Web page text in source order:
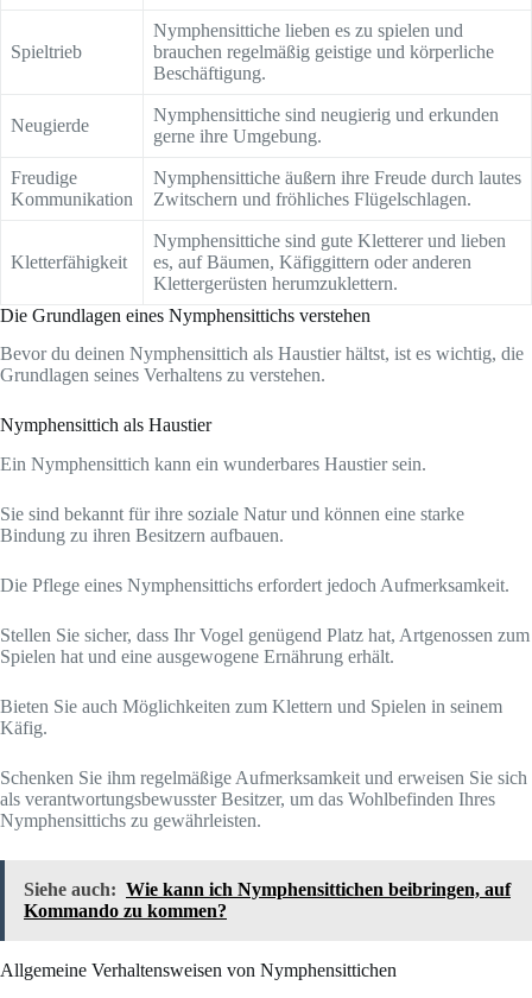
Spieltrieb
Nymphensittiche lieben es zu spielen und
brauchen regelmäßig geistige und körperliche
Beschäftigung.
Neugierde
Nymphensittiche sind neugierig und erkunden
gerne ihre Umgebung.
Freudige
Kommunikation
Nymphensittiche äußern ihre Freude durch lautes
Zwitschern und fröhliches Flügelschlagen.
Kletterfähigkeit
Nymphensittiche sind gute Kletterer und lieben
es, auf Bäumen, Käfiggittern oder anderen
Klettergerüsten herumzuklettern.
Die Grundlagen eines Nymphensittichs verstehen
Bevor du deinen Nymphensittich als Haustier hältst, ist es wichtig, die
Grundlagen seines Verhaltens zu verstehen.
Nymphensittich als Haustier
Ein Nymphensittich kann ein wunderbares Haustier sein.
Sie sind bekannt für ihre soziale Natur und können eine starke
Bindung zu ihren Besitzern aufbauen.
Die Pflege eines Nymphensittichs erfordert jedoch Aufmerksamkeit.
Stellen Sie sicher, dass Ihr Vogel genügend Platz hat, Artgenossen zum
Spielen hat und eine ausgewogene Ernährung erhält.
Bieten Sie auch Möglichkeiten zum Klettern und Spielen in seinem
Käfig.
Schenken Sie ihm regelmäßige Aufmerksamkeit und erweisen Sie sich
als verantwortungsbewusster Besitzer, um das Wohlbefinden Ihres
Nymphensittichs zu gewährleisten.
Siehe auch: Wie kann ich Nymphensittichen beibringen, auf
Kommando zu kommen?
Allgemeine Verhaltensweisen von Nymphensittichen